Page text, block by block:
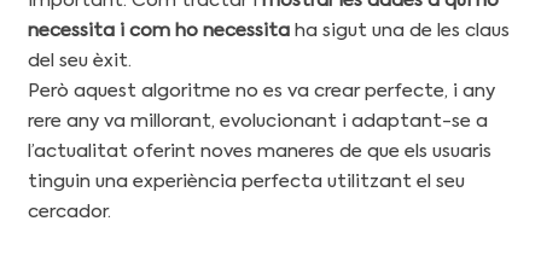
necessita i com ho necessitaha sigut una de les claus
del seu èxit.
Però aquest algoritme no es va crear perfecte, i any
rere any va millorant, evolucionant i adaptant-se a
l’actualitat oferint noves maneres de que els usuaris
tinguin una experiència perfecta utilitzant el seu
cercador.